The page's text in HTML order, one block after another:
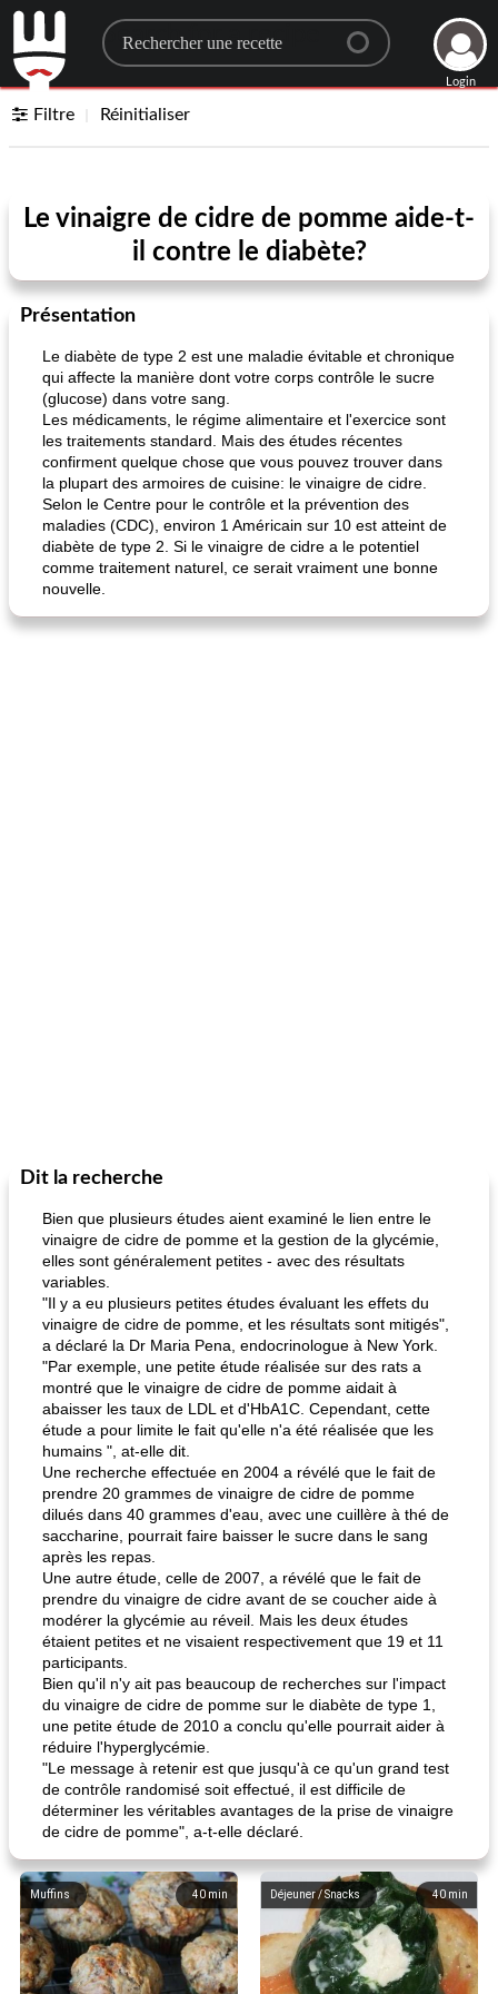
Search for a recipe
Login
Filtre Réinitialiser
Le vinaigre de cidre de pomme aide-t-
il contre le diabète?
Présentation
Le diabète de type 2 est une maladie évitable et chronique
qui affecte la manière dont votre corps contrôle le sucre
(glucose) dans votre sang.
Les médicaments, le régime alimentaire et l'exercice sont
les traitements standard. Mais des études récentes
confirment quelque chose que vous pouvez trouver dans
la plupart des armoires de cuisine: le vinaigre de cidre.
Selon le Centre pour le contrôle et la prévention des
maladies (CDC), environ 1 Américain sur 10 est atteint de
diabète de type 2. Si le vinaigre de cidre a le potentiel
comme traitement naturel, ce serait vraiment une bonne
nouvelle.
Dit la recherche
Bien que plusieurs études aient examiné le lien entre le
vinaigre de cidre de pomme et la gestion de la glycémie,
elles sont généralement petites - avec des résultats
variables.
"Il y a eu plusieurs petites études évaluant les effets du
vinaigre de cidre de pomme, et les résultats sont mitigés",
a déclaré la Dr Maria Pena, endocrinologue à New York.
"Par exemple, une petite étude réalisée sur des rats a
montré que le vinaigre de cidre de pomme aidait à
abaisser les taux de LDL et d'HbA1C. Cependant, cette
étude a pour limite le fait qu'elle n'a été réalisée que les
humains ", at-elle dit.
Une recherche effectuée en 2004 a révélé que le fait de
prendre 20 grammes de vinaigre de cidre de pomme
dilués dans 40 grammes d'eau, avec une cuillère à thé de
saccharine, pourrait faire baisser le sucre dans le sang
après les repas.
Une autre étude, celle de 2007, a révélé que le fait de
prendre du vinaigre de cidre avant de se coucher aide à
modérer la glycémie au réveil. Mais les deux études
étaient petites et ne visaient respectivement que 19 et 11
participants.
Bien qu'il n'y ait pas beaucoup de recherches sur l'impact
du vinaigre de cidre de pomme sur le diabète de type 1,
une petite étude de 2010 a conclu qu'elle pourrait aider à
réduire l'hyperglycémie.
"Le message à retenir est que jusqu'à ce qu'un grand test
de contrôle randomisé soit effectué, il est difficile de
déterminer les véritables avantages de la prise de vinaigre
de cidre de pomme", a-t-elle déclaré.
40 min
Muffins 40 min
Déjeuner / Snacks